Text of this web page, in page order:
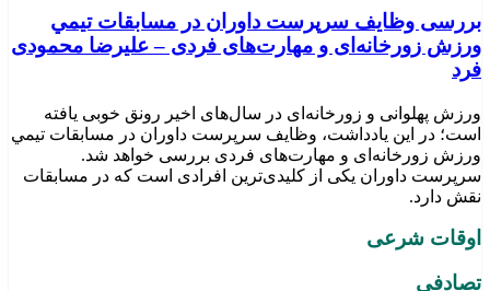
بررسی وظايف سرپرست داوران در مسابقات تیمي
ورزش زورخانه‌ای و مهارت‌های فردی – علیرضا محمودی
فرد
ورزش پهلوانی و زورخانه‌ای در سال‌های اخیر رونق خوبی یافته
است؛ در این یادداشت، وظایف سرپرست داوران در مسابقات تیمي
ورزش زورخانه‌ای و مهارت‌های فردی بررسی خواهد شد.
سرپرست داوران یکی از کلیدی‌ترین افرادی است که در مسابقات
نقش دارد.
اوقات شرعی
تصادفی